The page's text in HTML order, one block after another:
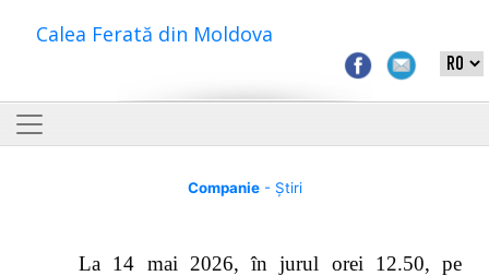
Calea Ferată din Moldova
Companie- Știri
La 14 mai 2026, în jurul orei 12.50, pe